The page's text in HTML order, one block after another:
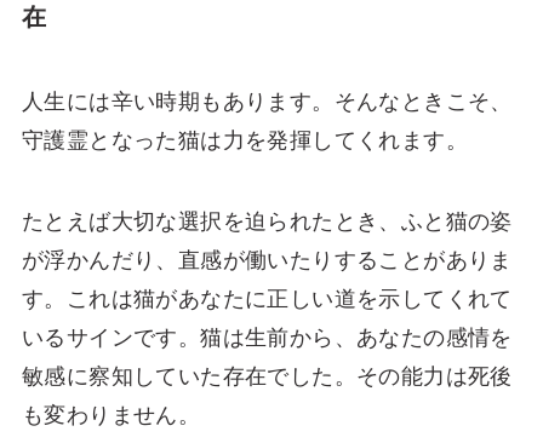
在
人生には辛い時期もあります。そんなときこそ、
守護霊となった猫は力を発揮してくれます。
たとえば大切な選択を迫られたとき、ふと猫の姿
が浮かんだり、直感が働いたりすることがありま
す。これは猫があなたに正しい道を示してくれて
いるサインです。猫は生前から、あなたの感情を
敏感に察知していた存在でした。その能力は死後
も変わりません。